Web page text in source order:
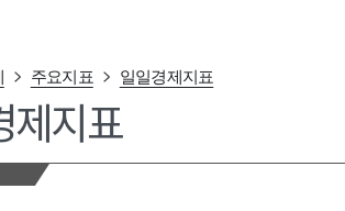
주요지표 일일경제지표
제지표